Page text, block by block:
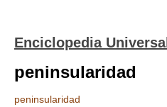
Enciclopedia Universal
peninsularidad
peninsularidad